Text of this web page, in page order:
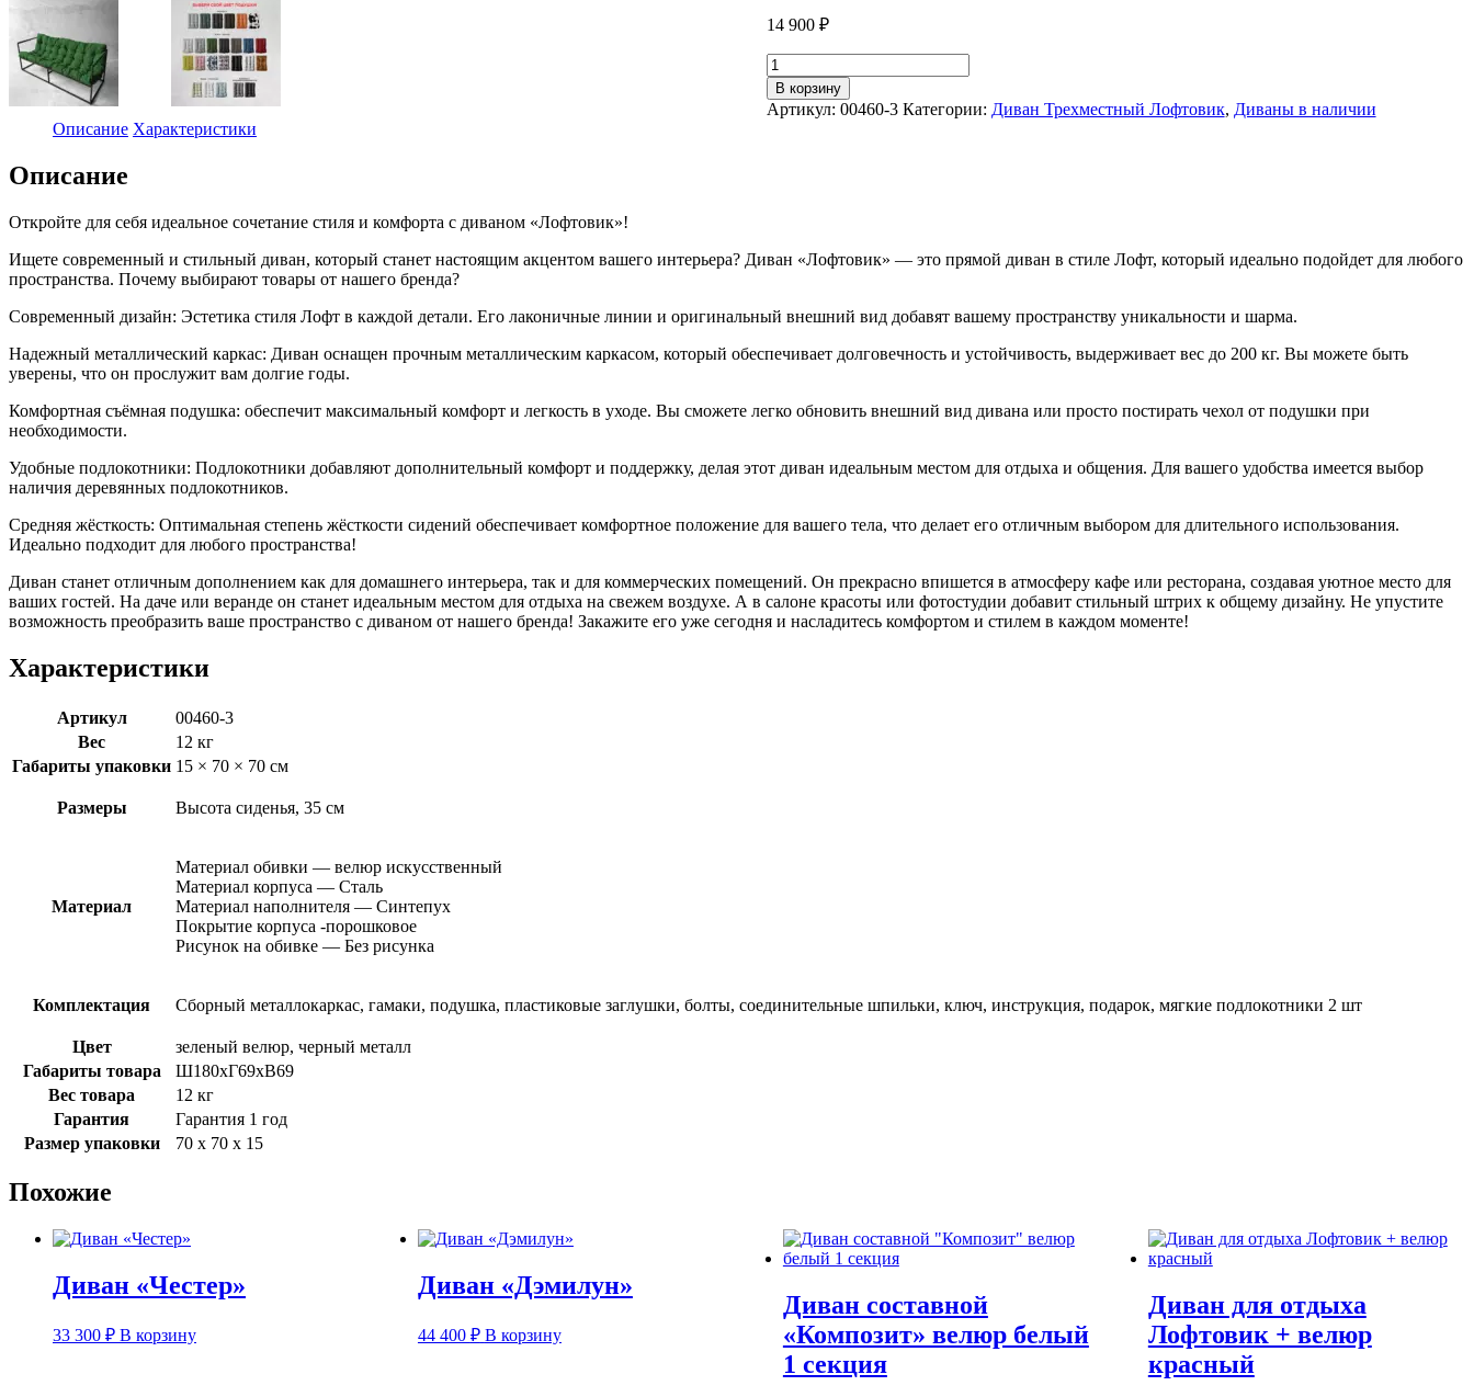
14 900 ₽
Количество
товара
Диван
трехместный
В корзину
Артикул: 00460-3 Категории: Диван Трехместный Лофтовик, Диваны в наличии
Описание Характеристики
Описание
Откройте для себя идеальное сочетание стиля и комфорта с диваном «Лофтовик»!
Ищете современный и стильный диван, который станет настоящим акцентом вашего интерьера? Диван «Лофтовик» — это прямой диван в стиле Лофт, который идеально подойдет для любого
пространства. Почему выбирают товары от нашего бренда?
Современный дизайн: Эстетика стиля Лофт в каждой детали. Его лаконичные линии и оригинальный внешний вид добавят вашему пространству уникальности и шарма.
Надежный металлический каркас: Диван оснащен прочным металлическим каркасом, который обеспечивает долговечность и устойчивость, выдерживает вес до 200 кг. Вы можете быть
уверены, что он прослужит вам долгие годы.
Комфортная съёмная подушка: обеспечит максимальный комфорт и легкость в уходе. Вы сможете легко обновить внешний вид дивана или просто постирать чехол от подушки при
необходимости.
Удобные подлокотники: Подлокотники добавляют дополнительный комфорт и поддержку, делая этот диван идеальным местом для отдыха и общения. Для вашего удобства имеется выбор
наличия деревянных подлокотников.
Средняя жёсткость: Оптимальная степень жёсткости сидений обеспечивает комфортное положение для вашего тела, что делает его отличным выбором для длительного использования.
Идеально подходит для любого пространства!
Диван станет отличным дополнением как для домашнего интерьера, так и для коммерческих помещений. Он прекрасно впишется в атмосферу кафе или ресторана, создавая уютное место для
ваших гостей. На даче или веранде он станет идеальным местом для отдыха на свежем воздухе. А в салоне красоты или фотостудии добавит стильный штрих к общему дизайну. Не упустите
возможность преобразить ваше пространство с диваном от нашего бренда! Закажите его уже сегодня и насладитесь комфортом и стилем в каждом моменте!
Характеристики
Артикул
00460-3
Вес
12 кг
Габариты упаковки 15 × 70 × 70 см
Размеры Высота сиденья, 35 см
Материал
Материал обивки — велюр искусственный
Материал корпуса — Сталь
Материал наполнителя — Синтепух
Покрытие корпуса -порошковое
Рисунок на обивке — Без рисунка
Комплектация Сборный металлокаркас, гамаки, подушка, пластиковые заглушки, болты, соединительные шпильки, ключ, инструкция, подарок, мягкие подлокотники 2 шт
Цвет
зеленый велюр, черный металл
Габариты товара
Ш180хГ69хВ69
Вес товара
12 кг
Гарантия
Гарантия 1 год
Размер упаковки
70 х 70 х 15
Похожие
Диван «Честер»
33 300 ₽ В корзину
Диван «Дэмилун»
44 400 ₽ В корзину
Диван составной
«Композит» велюр белый
1 секция
Диван для отдыха
Лофтовик + велюр
красный